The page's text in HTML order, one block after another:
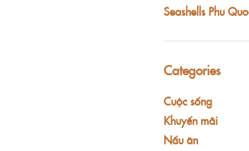
Categories
Cuộc sống
Khuyến mãi
Nấu ăn